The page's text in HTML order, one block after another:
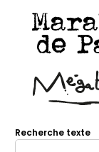
de
Recherche texte